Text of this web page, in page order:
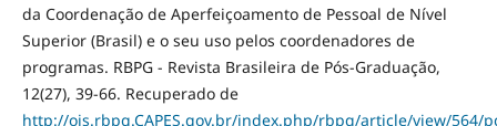
da Coordenação de Aperfeiçoamento de Pessoal de Nível
Superior (Brasil) e o seu uso pelos coordenadores de
programas. RBPG - Revista Brasileira de Pós-Graduação,
12(27), 39-66. Recuperado de
http://ojs.rbpg.CAPES.gov.br/index.php/rbpg/article/view/564/